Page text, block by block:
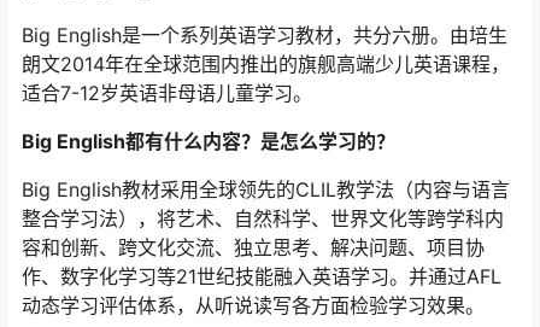
Big English是一个系列英语学习教材，共分六册。由培生
朗文2014年在全球范围内推出的旗舰高端少儿英语课程，
适合7-12岁英语非母语儿童学习。
Big English都有什么内容？是怎么学习的？
Big English教材采用全球领先的CLIL教学法（内容与语言
整合学习法），将艺术、自然科学、世界文化等跨学科内
容和创新、跨文化交流、独立思考、解决问题、项目协
作、数字化学习等21世纪技能融入英语学习。并通过AFL
动态学习评估体系，从听说读写各方面检验学习效果。